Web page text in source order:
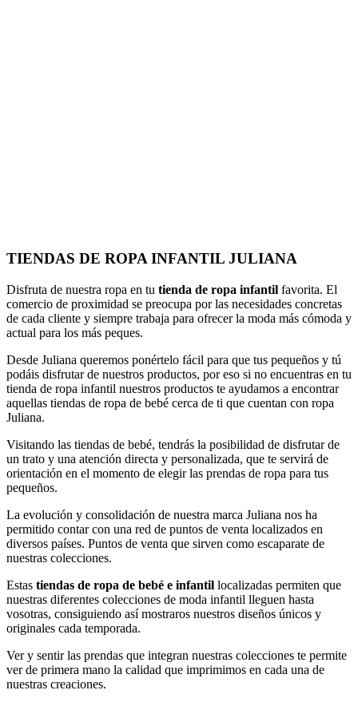
TIENDAS DE ROPA INFANTIL JULIANA
Disfruta de nuestra ropa en tu tienda de ropa infantil favorita. El
comercio de proximidad se preocupa por las necesidades concretas
de cada cliente y siempre trabaja para ofrecer la moda más cómoda y
actual para los más peques.
Desde Juliana queremos ponértelo fácil para que tus pequeños y tú
podáis disfrutar de nuestros productos, por eso si no encuentras en tu
tienda de ropa infantil nuestros productos te ayudamos a encontrar
aquellas tiendas de ropa de bebé cerca de ti que cuentan con ropa
Juliana.
Visitando las tiendas de bebé, tendrás la posibilidad de disfrutar de
un trato y una atención directa y personalizada, que te servirá de
orientación en el momento de elegir las prendas de ropa para tus
pequeños.
La evolución y consolidación de nuestra marca Juliana nos ha
permitido contar con una red de puntos de venta localizados en
diversos países. Puntos de venta que sirven como escaparate de
nuestras colecciones.
Estas tiendas de ropa de bebé e infantil localizadas permiten que
nuestras diferentes colecciones de moda infantil lleguen hasta
vosotras, consiguiendo así mostraros nuestros diseños únicos y
originales cada temporada.
Ver y sentir las prendas que integran nuestras colecciones te permite
ver de primera mano la calidad que imprimimos en cada una de
nuestras creaciones.